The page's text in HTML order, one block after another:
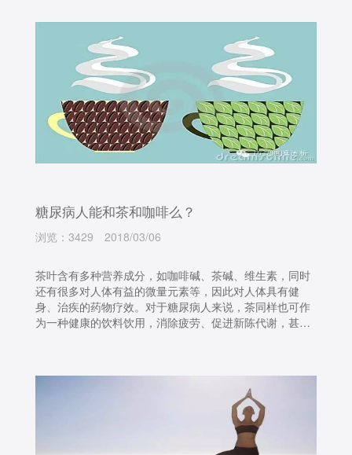
糖尿病人能和茶和咖啡么？
浏览：3429 2018/03/06
茶叶含有多种营养成分，如咖啡碱、茶碱、维生素，同时
还有很多对人体有益的微量元素等，因此对人体具有健
身、治疾的药物疗效。对于糖尿病人来说，茶同样也可作
为一种健康的饮料饮用，消除疲劳、促进新陈代谢，甚至